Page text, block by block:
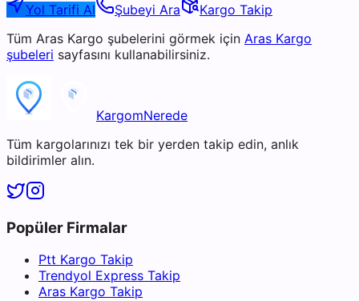
Yol Tarifi Al Şubeyi Ara
Kargo Takip
Tüm Aras Kargo şubelerini görmek için Aras Kargo
şubeleri sayfasını kullanabilirsiniz.
KargomNerede
Tüm kargolarınızı tek bir yerden takip edin, anlık
bildirimler alın.
Popüler Firmalar
Ptt Kargo Takip
Trendyol Express Takip
Aras Kargo Takip